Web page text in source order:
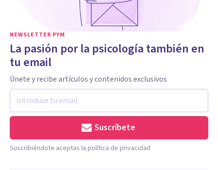
NEWSLETTER PYM
La pasión por la psicología también en
tu email
Únete y recibe artículos y contenidos exclusivos
Suscríbete
Suscribiéndote aceptas la política de privacidad